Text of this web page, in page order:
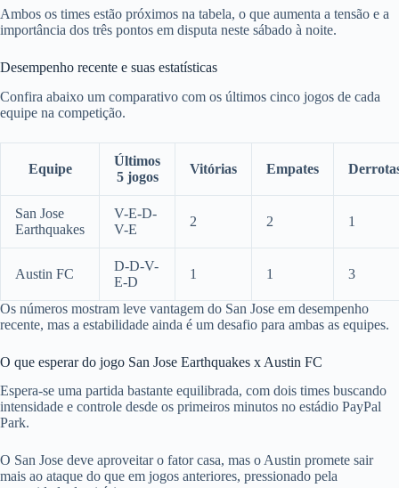
Ambos os times estão próximos na tabela, o que aumenta a tensão e a
importância dos três pontos em disputa neste sábado à noite.
Desempenho recente e suas estatísticas
Confira abaixo um comparativo com os últimos cinco jogos de cada
equipe na competição.
Equipe
Últimos
5 jogos
Vitórias Empates
San Jose
Earthquakes
V-E-D-
V-E
2 2 1
Austin FC
D-D-V-
E-D
1 1 3
Os números mostram leve vantagem do San Jose em desempenho
recente, mas a estabilidade ainda é um desafio para ambas as equipes.
O que esperar do jogo San Jose Earthquakes x Austin FC
Espera-se uma partida bastante equilibrada, com dois times buscando
intensidade e controle desde os primeiros minutos no estádio PayPal
Park.
O San Jose deve aproveitar o fator casa, mas o Austin promete sair
mais ao ataque do que em jogos anteriores, pressionado pela